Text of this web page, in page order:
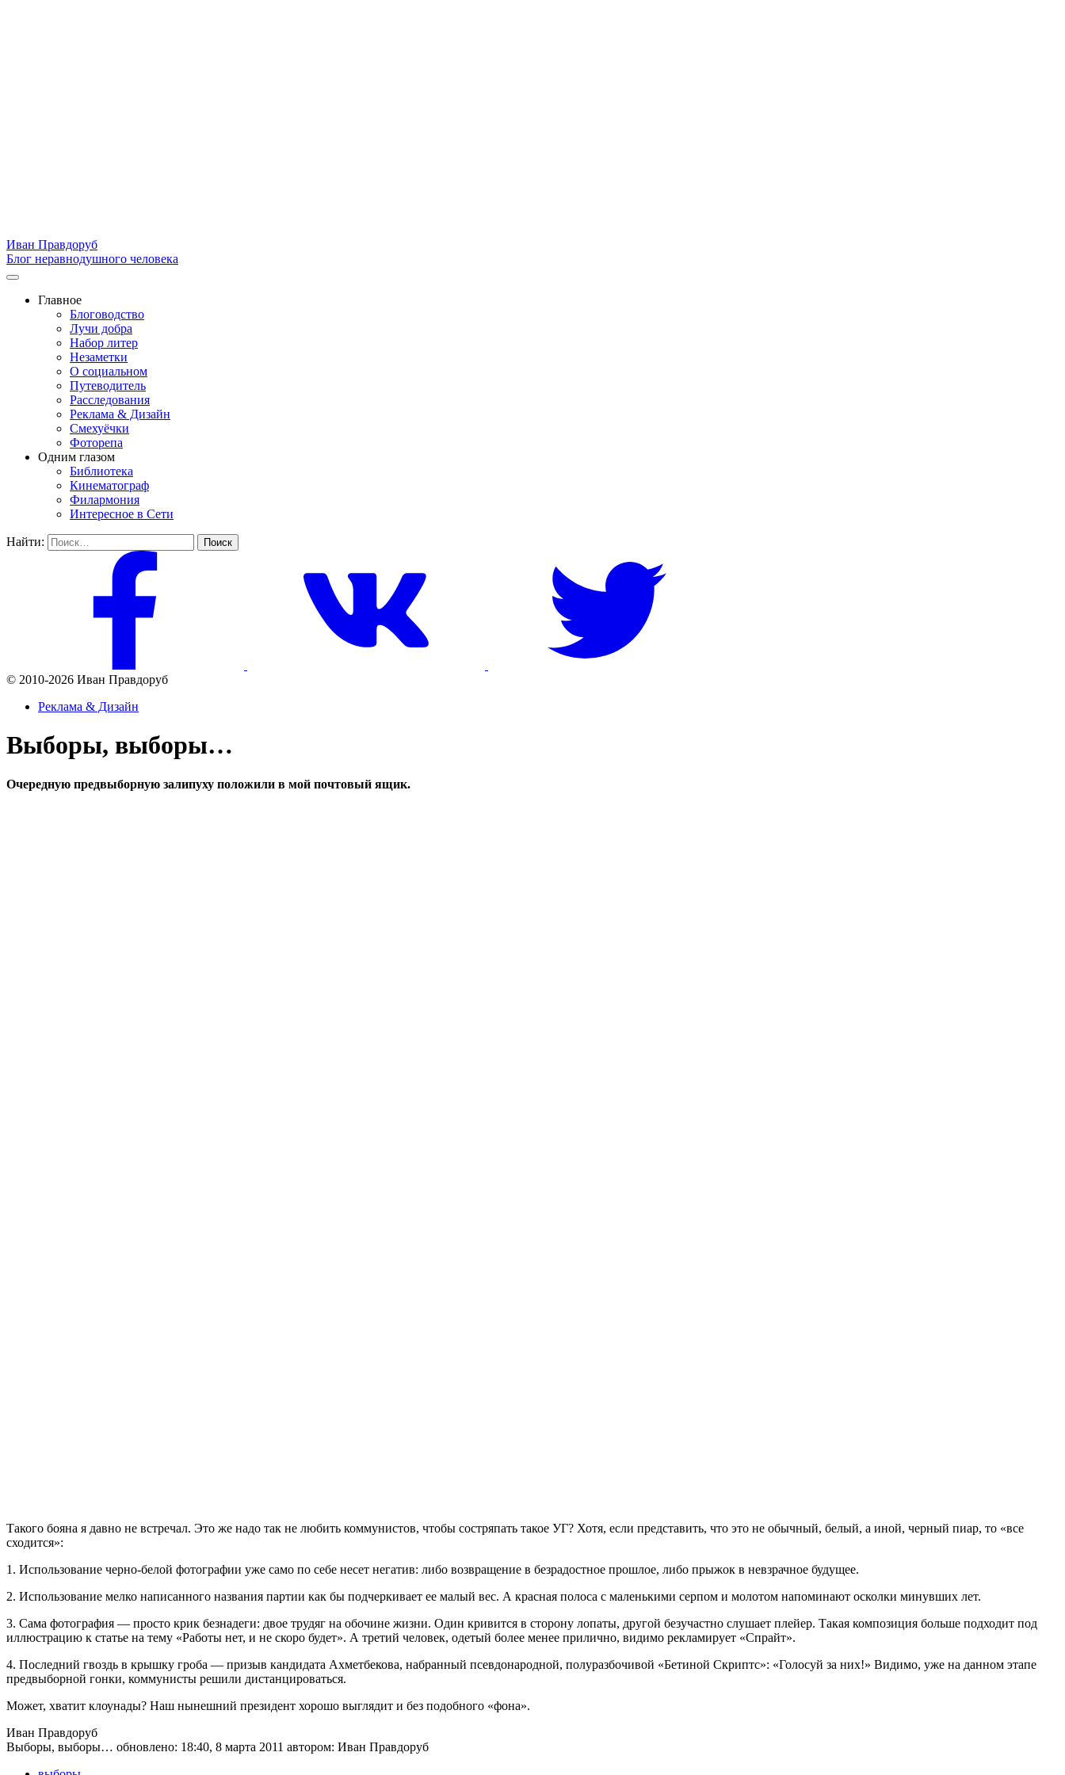
Иван Правдоруб
Блог неравнодушного человека
Главное
Блоговодство
Лучи добра
Набор литер
Незаметки
О социальном
Путеводитель
Расследования
Реклама & Дизайн
Смехуёчки
Фоторепа
Одним глазом
Библиотека
Кинематограф
Филармония
Интересное в Сети
Найти:
© 2010-2026 Иван Правдоруб
Реклама & Дизайн
Выборы, выборы…
Очередную предвыборную залипуху положили в мой почтовый ящик.
Такого бояна я давно не встречал. Это же надо так не любить коммунистов, чтобы состряпать такое УГ? Хотя, если представить, что это не обычный, белый, а иной, черный пиар, то «все
сходится»:
1. Использование черно-белой фотографии уже само по себе несет негатив: либо возвращение в безрадостное прошлое, либо прыжок в невзрачное будущее.
2. Использование мелко написанного названия партии как бы подчеркивает ее малый вес. А красная полоса с маленькими серпом и молотом напоминают осколки минувших лет.
3. Сама фотография — просто крик безнадеги: двое трудяг на обочине жизни. Один кривится в сторону лопаты, другой безучастно слушает плейер. Такая композиция больше подходит под
иллюстрацию к статье на тему «Работы нет, и не скоро будет». А третий человек, одетый более менее прилично, видимо рекламирует «Спрайт».
4. Последний гвоздь в крышку гроба — призыв кандидата Ахметбекова, набранный псевдонародной, полуразбочивой «Бетиной Скриптс»: «Голосуй за них!» Видимо, уже на данном этапе
предвыборной гонки, коммунисты решили дистанцироваться.
Может, хватит клоунады? Наш нынешний президент хорошо выглядит и без подобного «фона».
Иван Правдоруб
Выборы, выборы… обновлено: 18:40, 8 марта 2011 автором: Иван Правдоруб